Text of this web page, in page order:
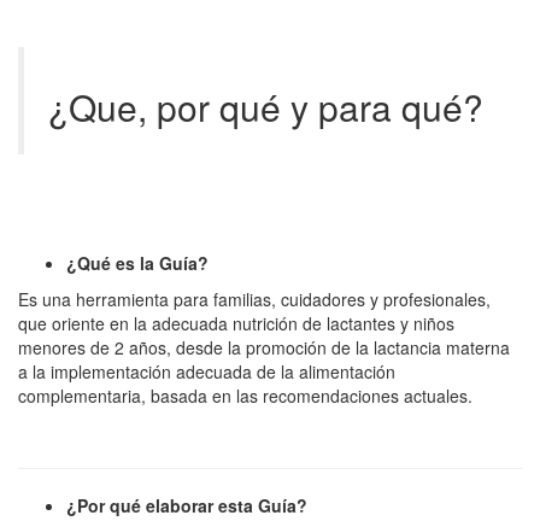
¿Que, por qué y para qué?
¿Qué es la Guía?
Es una herramienta para familias, cuidadores y profesionales,
que oriente en la adecuada nutrición de lactantes y niños
menores de 2 años, desde la promoción de la lactancia materna
a la implementación adecuada de la alimentación
complementaria, basada en las recomendaciones actuales.
¿Por qué elaborar esta Guía?